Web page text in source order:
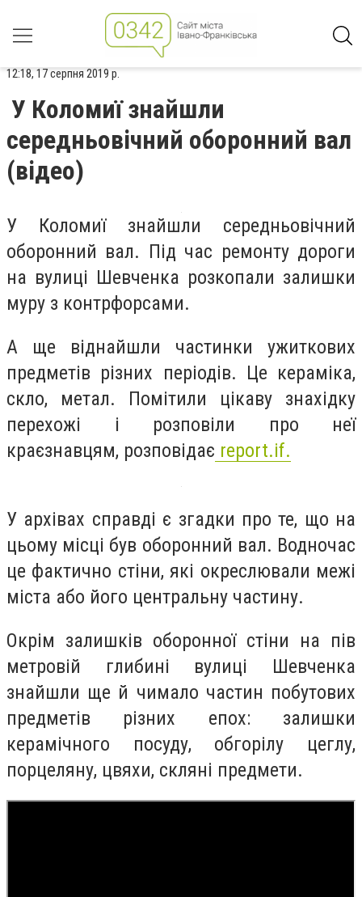
12:18, 17 серпня 2019 р.
У Коломиї знайшли
середньовічний оборонний вал
(відео)
У Коломиї знайшли середньовічний
оборонний вал. Під час ремонту дороги
на вулиці Шевченка розкопали залишки
муру з контрфорсами.
А ще віднайшли частинки ужиткових
предметів різних періодів. Це кераміка,
скло, метал. Помітили цікаву знахідку
перехожі і розповіли про неї
краєзнавцям, розповідає report.if.
У архівах справді є згадки про те, що на
цьому місці був оборонний вал. Водночас
це фактично стіни, які окреслювали межі
міста або його центральну частину.
Окрім залишків оборонної стіни на пів
метровій глибині вулиці Шевченка
знайшли ще й чимало частин побутових
предметів різних епох: залишки
керамічного посуду, обгорілу цеглу,
порцеляну, цвяхи, скляні предмети.